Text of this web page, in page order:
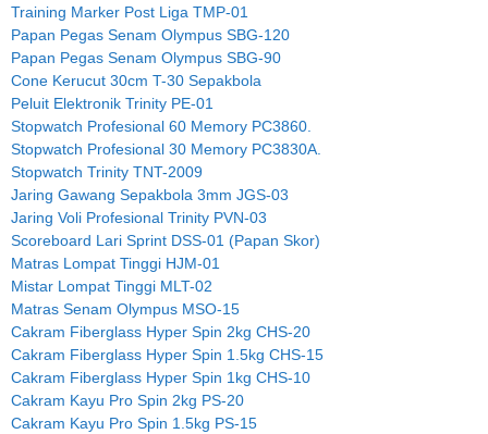
Training Marker Post Liga TMP-01
Papan Pegas Senam Olympus SBG-120
Papan Pegas Senam Olympus SBG-90
Cone Kerucut 30cm T-30 Sepakbola
Peluit Elektronik Trinity PE-01
Stopwatch Profesional 60 Memory PC3860.
Stopwatch Profesional 30 Memory PC3830A.
Stopwatch Trinity TNT-2009
Jaring Gawang Sepakbola 3mm JGS-03
Jaring Voli Profesional Trinity PVN-03
Scoreboard Lari Sprint DSS-01 (Papan Skor)
Matras Lompat Tinggi HJM-01
Mistar Lompat Tinggi MLT-02
Matras Senam Olympus MSO-15
Cakram Fiberglass Hyper Spin 2kg CHS-20
Cakram Fiberglass Hyper Spin 1.5kg CHS-15
Cakram Fiberglass Hyper Spin 1kg CHS-10
Cakram Kayu Pro Spin 2kg PS-20
Cakram Kayu Pro Spin 1.5kg PS-15